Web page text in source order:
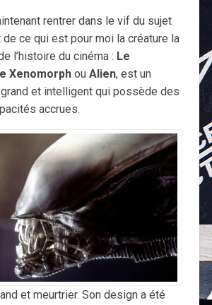
rentrer dans le vif du sujet
de ce qui est pour moi la créature la
l’histoire du cinéma : Le
Xenomorphou Alien, est un
et intelligent qui possède des
accrues.
et meurtrier. Son design a été